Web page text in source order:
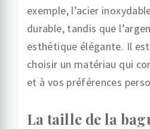
exemple, l’acier
durable, tandis que
esthétique élégante. Il
choisir un matériau qui
et à vos préférences
La taille de la